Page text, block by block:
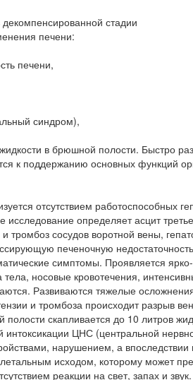
стадии
печени:
печени,
синдром),
в брюшной полости. Быстро
к поддержанию основных функций
отсутствием работоспособных
исследование определяет асцит
тромбоз сосудов воротной вены,
печеночную
симптомы. Проявляется
носовые кровотечения,
Развиваются тяжелые
и тромбоза происходит разрыв
скапливается до 10 литров
интоксикации ЦНС (центральной
нарушением, а впоследствии
исходом, которому может
реакции на свет, запах и